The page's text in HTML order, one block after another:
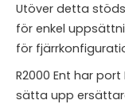
Utöver detta
för enkel
för
R2000 Ent har
sätta upp